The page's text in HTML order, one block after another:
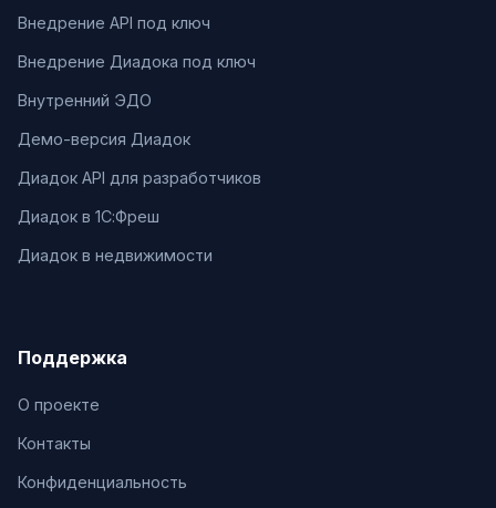
Внедрение API под ключ
Внедрение Диадока под ключ
Внутренний ЭДО
Демо-версия Диадок
Диадок API для разработчиков
Диадок в 1С:Фреш
Диадок в недвижимости
Поддержка
О проекте
Контакты
Конфиденциальность